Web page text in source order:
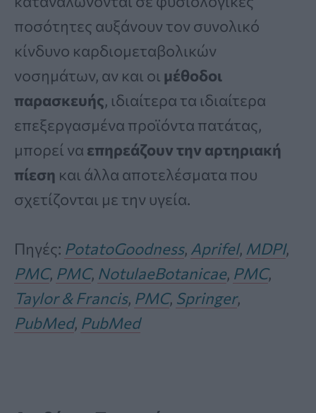
ποσότητες αυξάνουν τον συνολικό
κίνδυνο καρδιομεταβολικών
νοσημάτων, αν και οι μέθοδοι
παρασκευής, ιδιαίτερα τα ιδιαίτερα
επεξεργασμένα προϊόντα πατάτας,
μπορεί να επηρεάζουν την αρτηριακή
πίεση και άλλα αποτελέσματα που
σχετίζονται με την υγεία.
Πηγές: PotatoGoodness, Aprifel, MDPI,
PMC, PMC, NotulaeBotanicae, PMC,
Taylor & Francis, PMC, Springer,
PubMed, PubMed